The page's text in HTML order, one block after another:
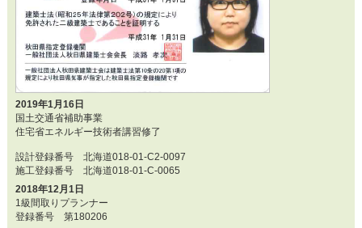
2019年1月16日
国土交通省補助事業
住宅省エネルギー技術者講習修了
設計登録番号 北海道018-01-C2-0097
施工登録番号 北海道018-01-C-0065
2018年12月1日
1級間取りプランナー
登録番号 第180206